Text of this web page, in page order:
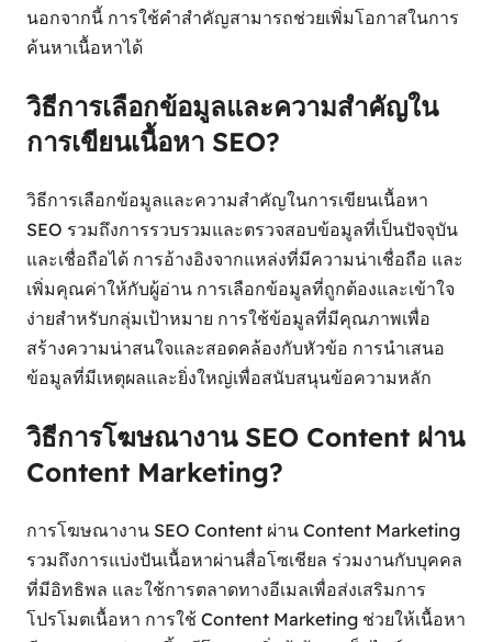
นอกจากนี้ การใช้คำสำคัญสามารถช่วยเพิ่มโอกาสในการ
ค้นหาเนื้อหาได้
วิธีการเลือกข้อมูลและความสำคัญใน
การเขียนเนื้อหา SEO?
วิธีการเลือกข้อมูลและความสำคัญในการเขียนเนื้อหา
SEO รวมถึงการรวบรวมและตรวจสอบข้อมูลที่เป็นปัจจุบัน
และเชื่อถือได้ การอ้างอิงจากแหล่งที่มีความน่าเชื่อถือ และ
เพิ่มคุณค่าให้กับผู้อ่าน การเลือกข้อมูลที่ถูกต้องและเข้าใจ
ง่ายสำหรับกลุ่มเป้าหมาย การใช้ข้อมูลที่มีคุณภาพเพื่อ
สร้างความน่าสนใจและสอดคล้องกับหัวข้อ การนำเสนอ
ข้อมูลที่มีเหตุผลและยิ่งใหญ่เพื่อสนับสนุนข้อความหลัก
วิธีการโฆษณางาน SEO Content ผ่าน
Content Marketing?
การโฆษณางาน SEO Content ผ่าน Content Marketing
รวมถึงการแบ่งปันเนื้อหาผ่านสื่อโซเชียล ร่วมงานกับบุคคล
ที่มีอิทธิพล และใช้การตลาดทางอีเมลเพื่อส่งเสริมการ
โปรโมตเนื้อหา การใช้ Content Marketing ช่วยให้เนื้อหา